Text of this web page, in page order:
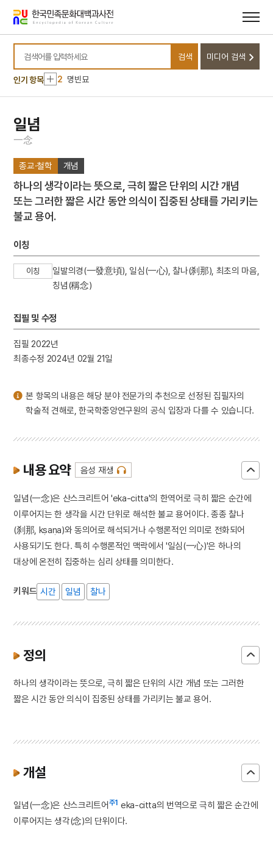
바로가기
바로가기
검색어를 입력하세요
검색 미디어 검색
인기 항목
10 동명왕편
1 금성대군
2 명빈묘
3 일제강점기
3·1독립선언서
8 김문기
9 김소월
3
일제강점기
7
3·1독립선언서
9
김소월
10 동명왕편
일념
一念
종교·철학 개념
하나의 생각이라는 뜻으로, 극히 짧은 단위의 시간 개념
또는 그러한 짧은 시간 동안 의식이 집중된 상태를 가리키는
불교 용어.
이칭
이칭
일발의경(一發意頃), 일심(一心), 찰나(刹那), 최초의 마음,
칭념(稱念)
집필 및 수정
집필 2022년
최종수정 2024년 02월 21일
본 항목의 내용은 해당 분야 전문가의 추천으로 선정된 집필자의
학술적 견해로, 한국학중앙연구원의 공식 입장과 다를 수 있습니다.
내용 요약 음성 재생
일념(一念)은 산스크리트어 'eka-citta'의 한역어로 극히 짧은 순간에
이루어지는 한 생각을 시간 단위로 해석한 불교 용어이다. 종종 찰나
(刹那, kṣaṇa)와 동의어로 해석되거나 수행론적인 의미로 전화되어
사용되기도 한다. 특히 수행론적인 맥락에서 '일심(一心)'은 하나의
대상에 온전히 집중하는 심리 상태를 의미한다.
키워드 시간 일념 찰나
정의
하나의 생각이라는 뜻으로, 극히 짧은 단위의 시간 개념 또는 그러한
짧은 시간 동안 의식이 집중된 상태를 가리키는 불교 용어.
개설
일념(一念)은 산스크리트어주1 eka-citta의 번역으로 극히 짧은 순간에
이루어지는 생각(念)의 단위이다.